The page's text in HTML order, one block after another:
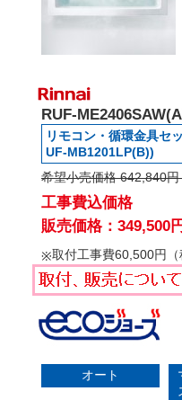
RUF-
リモコン・循環金具セ
UF-MB1201LP(B))
希望小売価格 642,840円
工事費込価格
販売価格：349,500
取付工事費60,500円
オート